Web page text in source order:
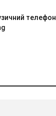
телефон